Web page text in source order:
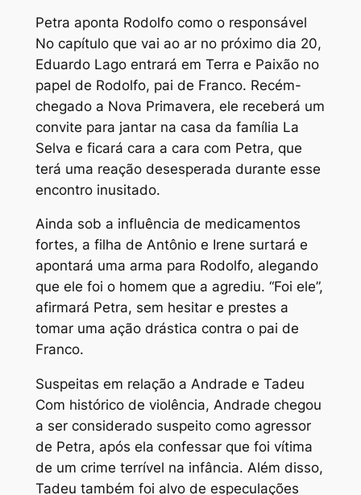
Petra aponta Rodolfo como o responsável
No capítulo que vai ao ar no próximo dia 20,
Eduardo Lago entrará em Terra e Paixão no
papel de Rodolfo, pai de Franco. Recém-
chegado a Nova Primavera, ele receberá um
convite para jantar na casa da família La
Selva e ficará cara a cara com Petra, que
terá uma reação desesperada durante esse
encontro inusitado.
Ainda sob a influência de medicamentos
fortes, a filha de Antônio e Irene surtará e
apontará uma arma para Rodolfo, alegando
que ele foi o homem que a agrediu. “Foi ele”,
afirmará Petra, sem hesitar e prestes a
tomar uma ação drástica contra o pai de
Franco.
Suspeitas em relação a Andrade e Tadeu
Com histórico de violência, Andrade chegou
a ser considerado suspeito como agressor
de Petra, após ela confessar que foi vítima
de um crime terrível na infância. Além disso,
Tadeu também foi alvo de especulações